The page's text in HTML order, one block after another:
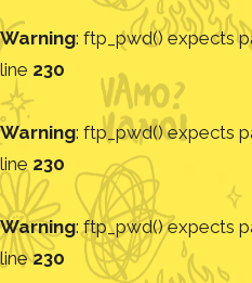
Warning: ftp_pwd() expects
line 230
Warning: ftp_pwd() expects
line 230
Warning: ftp_pwd() expects
line230